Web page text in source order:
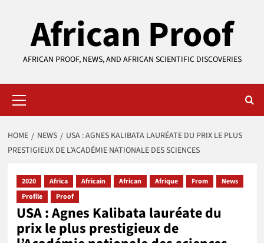
African Proof
AFRICAN PROOF, NEWS, AND AFRICAN SCIENTIFIC DISCOVERIES
Menu
HOME NEWS
USA : AGNES KALIBATA LAURÉATE DU PRIX LE PLUS
PRESTIGIEUX DE L’ACADÉMIE NATIONALE DES SCIENCES
2020 Africa Africain African Afrique From
News
Profile
Proof
USA : Agnes Kalibata lauréate du
prix le plus prestigieux de